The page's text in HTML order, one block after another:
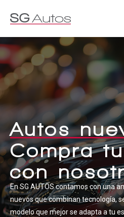
Autos nuevos
Autos usados
Repuestos
Sucursales
Compramos tu auto
Acerca de SG Autos
Financiamiento
Flotas
Autos nuevos
Autos usados
SUV
Hatchback
Sedan
Furgón
Autos
Compra
con
En SG AUTOS contamos con una
nuevos que combinan tecnología,
modelo que mejor se adapta a tu